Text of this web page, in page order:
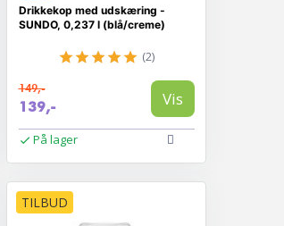
Drikkekop med udskæring -
SUNDO, 0,237 l (blå/creme)
(2)
149,-
139,- Vis
På lager
TILBUD